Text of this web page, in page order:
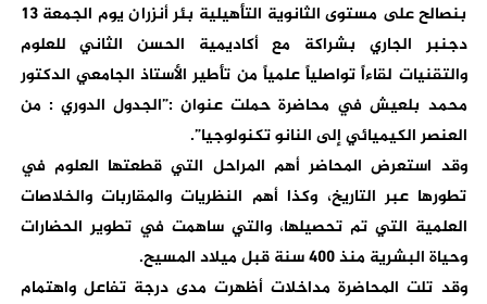
بنصالح على مستوى الثانوية التأهيلية بئر أنزران يوم الجمعة 13
دجنبر الجاري بشراكة مع أكاديمية الحسن الثاني للعلوم
والتقنيات لقاءاً تواصلياً علمياً من تأطير الأستاذ الجامعي الدكتور
محمد بلعيش في محاضرة حملت عنوان :”الجدول الدوري : من
العنصر الكيميائي إلى النانو تكنولوجيا”.
وقد استعرض المحاضر أهم المراحل التي قطعتها العلوم في
تطورها عبر التاريخ، وكذا أهم النظريات والمقاربات والخلاصات
العلمية التي تم تحصيلها، والتي ساهمت في تطوير الحضارات
وحياة البشرية منذ 400 سنة قبل ميلاد المسيح.
وقد تلت المحاضرة مداخلات أظهرت مدى درجة تفاعل واهتمام